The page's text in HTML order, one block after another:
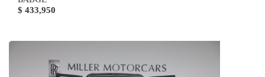
$ 433,950